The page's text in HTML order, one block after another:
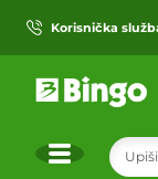
Korisnička